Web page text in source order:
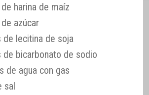
harina de maíz
azúcar
de lecitina de soja
de bicarbonato de sodio
de agua con gas
sal